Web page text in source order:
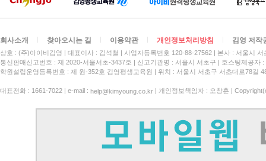
회사소개 찾아오시는 길 이용약관 개인정보처리방침 김영 저작
상호 : (주)아이비김영 대표이사 : 김석철 사업자등록번호 120-88-27562
본사 : 서울시
통신판매신고번호 : 제 2020-서울서초-3437호
신고기관명 : 서울시 서초구
호스팅제공자
학원설립운영등록번호 : 제 원-352호 김영평생교육원 | 위치 : 서울시 서초구 서초대로78길
대표전화 : 1661-7022 | e-mail : help@kimyoung.co.kr | 개인정보책임자 : 오창훈 |